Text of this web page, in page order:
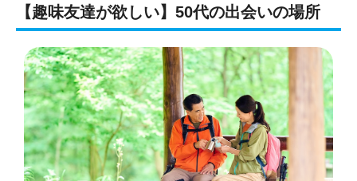
【趣味友達が欲しい】50代の出会いの場所